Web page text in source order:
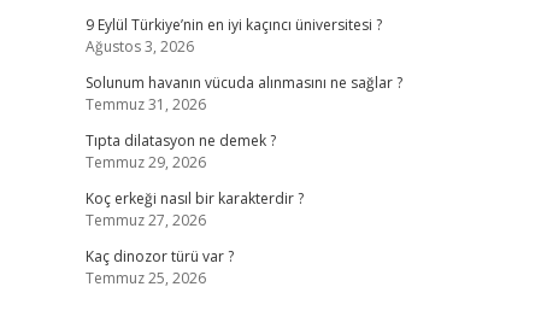
9 Eylül Türkiye’nin en iyi kaçıncı üniversitesi ?
Ağustos 3, 2026
Solunum havanın vücuda alınmasını ne sağlar ?
Temmuz 31, 2026
Tıpta dilatasyon ne demek ?
Temmuz 29, 2026
Koç erkeği nasıl bir karakterdir ?
Temmuz 27, 2026
Kaç dinozor türü var ?
Temmuz 25, 2026